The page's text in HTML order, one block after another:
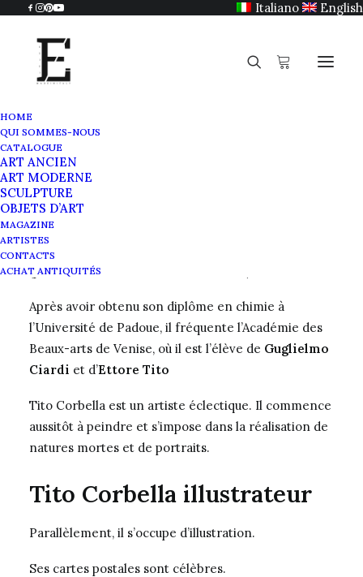
Italiano English
HOME
QUI SOMMES-NOUS
CATALOGUE
ART ANCIEN
ART MODERNE
SCULPTURE
OBJETS D’ART
MAGAZINE
ARTISTES
CONTACTS
ACHAT ANTIQUITÉS
Tito Corbella
(province de Massa-Carrara, en Italie).
Après avoir obtenu son diplôme en chimie à
l’Université de Padoue, il fréquente l’Académie des
Beaux-arts de Venise, où il est l’élève de Guglielmo
Ciardi et d’Ettore Tito
Tito Corbella est un artiste éclectique. Il commence
aussitôt à peindre et s’impose dans la réalisation de
natures mortes et de portraits.
Tito Corbella illustrateur
Parallèlement, il s’occupe d’illustration.
Ses cartes postales sont célèbres.